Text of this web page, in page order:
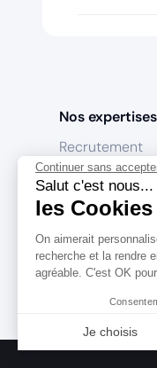
Continuer sans
Salut c'est nous...
les Cookies
On aimerait
recherche et la rendre
agréable. C'est OK
Je choisis
Nos expertises
Recrutement
Formation
Coaching
Conseil